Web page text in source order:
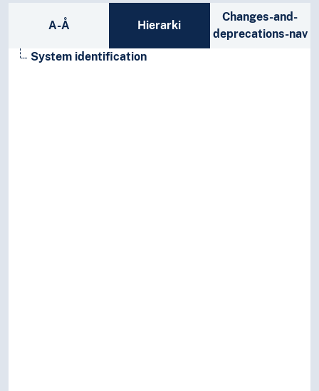
Sidefelt: navigér i vokabularet på ulike
A-Å Hierarki
Changes-and-
deprecations-nav
System identification